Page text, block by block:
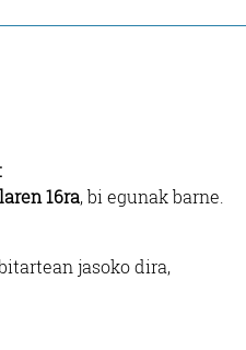
16ra, bi egunak barne.
jasoko dira,